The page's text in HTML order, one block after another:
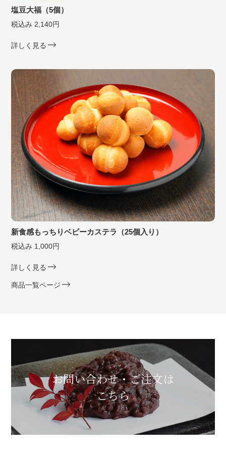
塩豆大福（5個）
税込み 2,140円
詳しく見る
新食感もっちりベビーカステラ（25個入り）
税込み 1,000円
詳しく見る
商品一覧ページ
お問い合わせ・ご注文は
こちら